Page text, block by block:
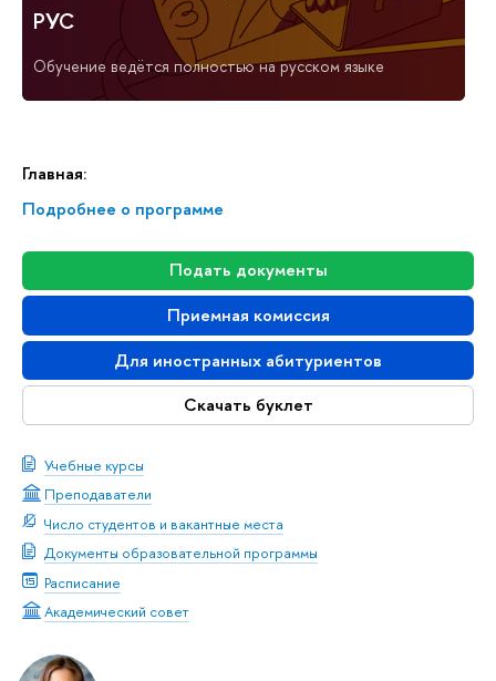
Главная:
Подробнее о программе
Подать документы
Приемная комиссия
Для иностранных абитуриентов
Скачать буклет
Учебные курсы
Преподаватели
Число студентов и вакантные места
Документы образовательной программы
Расписание
Академический совет
РУС
Обучение ведётся полностью на русском языке